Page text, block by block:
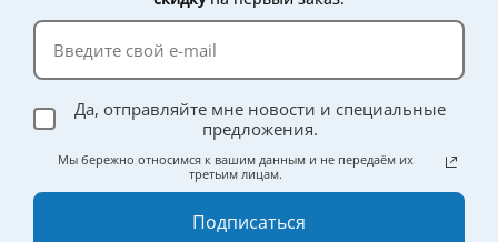
Да, отправляйте мне новости и специальные
предложения.
Мы бережно относимся к вашим данным и не передаём их
третьим лицам.
Подписаться